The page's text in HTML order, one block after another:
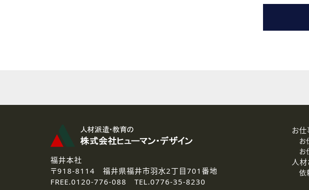
なお、ご連絡手段は、電話・Ｅメールのいずれかの方法
3.個人情報の取り扱いの委託
弊社の定める個人情報保護の評価基準を満たした委託先に
4.個人情報の開示等について
ご提供いただいた個人情報の開示等（利用目的の通知、開
福井本社
〒918-8114 福井県福井市羽水2丁目701番地
FREE.0120-776-088 TEL.0776-35-8230
お仕
お
お
人
依